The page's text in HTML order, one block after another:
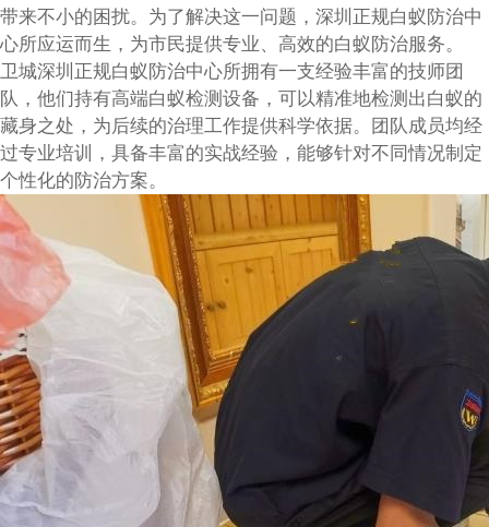
带来不小的困扰。为了解决这一问题，深圳正规白蚁防治中
心所应运而生，为市民提供专业、高效的白蚁防治服务。
卫城深圳正规白蚁防治中心所拥有一支经验丰富的技师团
队，他们持有高端白蚁检测设备，可以精准地检测出白蚁的
藏身之处，为后续的治理工作提供科学依据。团队成员均经
过专业培训，具备丰富的实战经验，能够针对不同情况制定
个性化的防治方案。